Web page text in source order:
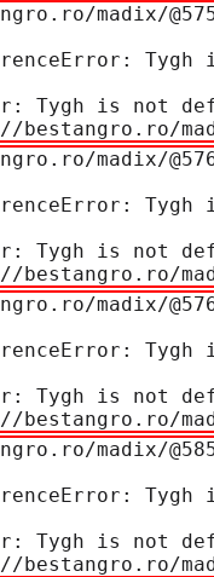
madix/
Tygh is not
bestangro.ro/
madix/
Tygh is not
bestangro.ro/
madix/
Tygh is not
bestangro.ro/
madix/
Tygh is not
bestangro.ro/